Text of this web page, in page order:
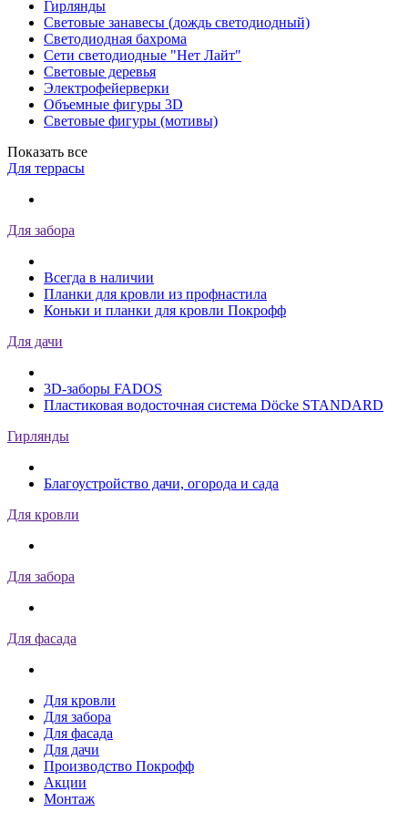
Гирлянды
Световые занавесы (дождь светодиодный)
Светодиодная бахрома
Сети светодиодные "Нет Лайт"
Световые деревья
Электрофейерверки
Объемные фигуры 3D
Световые фигуры (мотивы)
Показать все
Для террасы
Для забора
Всегда в наличии
Планки для кровли из профнастила
Коньки и планки для кровли Покрофф
Для дачи
3D-заборы FADOS
Пластиковая водосточная система Döcke STANDARD
Гирлянды
Благоустройство дачи, огорода и сада
Для кровли
Для забора
Для фасада
Для кровли
Для забора
Для фасада
Для дачи
Производство Покрофф
Акции
Монтаж